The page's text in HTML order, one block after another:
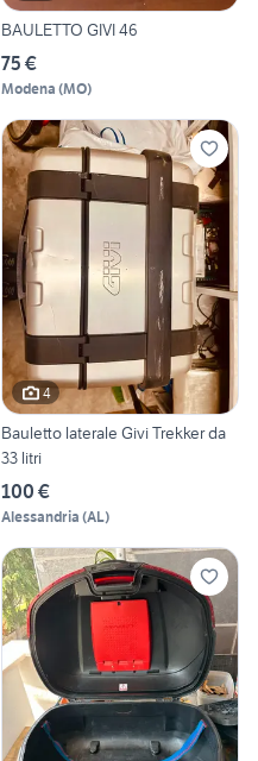
BAULETTO GIVI 46
75 €
Modena (MO)
4
Bauletto laterale Givi Trekker da
33 litri
100 €
Alessandria (AL)